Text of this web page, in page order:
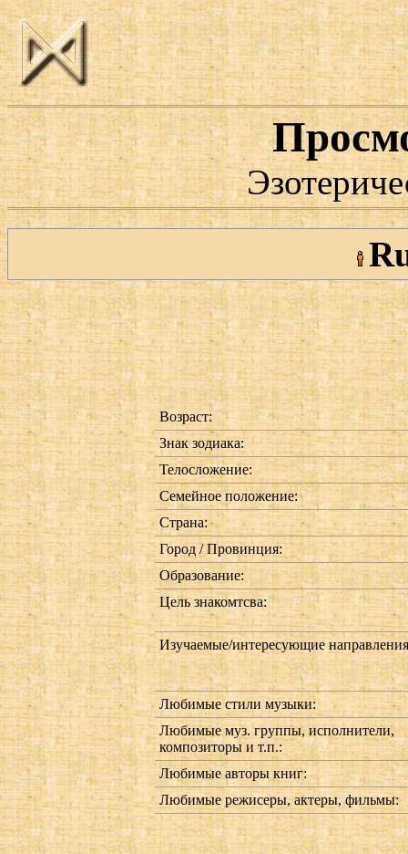
Возраст:
Знак зодиака:
Телосложение:
Семейное положение:
Страна:
Город / Провинция:
Образование:
Цель знакомтсва:
Изучаемые/интересующие
Любимые стили музыки:
Любимые муз. группы, исполнители,
композиторы и т.п.:
Любимые авторы книг:
Любимые режисеры, актеры, фильмы: